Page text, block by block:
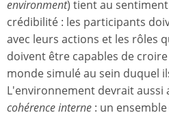
environment) tient au
crédibilité : les participants
avec leurs actions et les rôles
doivent être capables de
monde simulé au sein duquel
L'environnement devrait aussi
cohérence interne : un